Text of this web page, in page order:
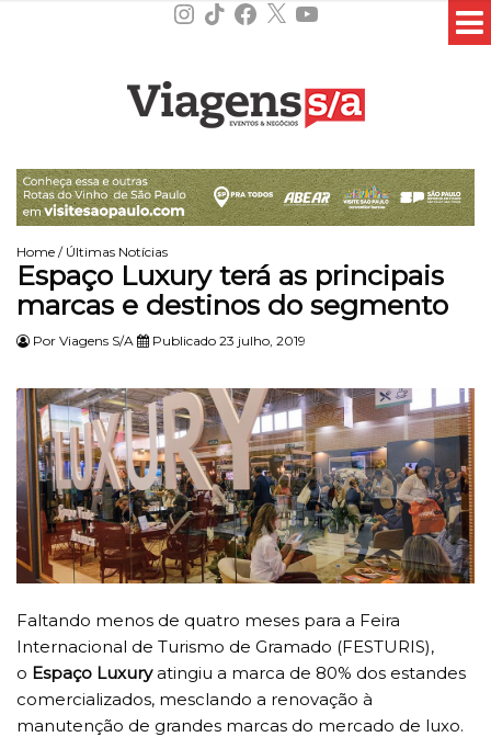
Instagram
TikTokFacebook
X YouTube
Home / Últimas Notícias
Espaço Luxury terá as principais
marcas e destinos do segmento
Por Viagens S/A Publicado 23 julho, 2019
Faltando menos de quatro meses para a Feira
Internacional de Turismo de Gramado (FESTURIS),
o Espaço Luxuryatingiu a marca de 80% dos estandes
comercializados, mesclando a renovação à
manutenção de grandes marcas do mercado de luxo.